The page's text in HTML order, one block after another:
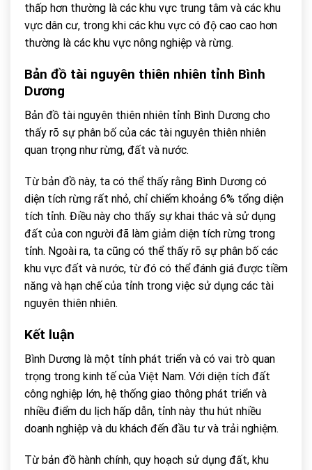
thấp hơn thường là các khu vực trung tâm và các khu
vực dân cư, trong khi các khu vực có độ cao cao hơn
thường là các khu vực nông nghiệp và rừng.
Bản đồ tài nguyên thiên nhiên tỉnh Bình
Dương
Bản đồ tài nguyên thiên nhiên tỉnh Bình Dương cho
thấy rõ sự phân bố của các tài nguyên thiên nhiên
quan trọng như rừng, đất và nước.
Từ bản đồ này, ta có thể thấy rằng Bình Dương có
diện tích rừng rất nhỏ, chỉ chiếm khoảng 6% tổng diện
tích tỉnh. Điều này cho thấy sự khai thác và sử dụng
đất của con người đã làm giảm diện tích rừng trong
tỉnh. Ngoài ra, ta cũng có thể thấy rõ sự phân bố các
khu vực đất và nước, từ đó có thể đánh giá được tiềm
năng và hạn chế của tỉnh trong việc sử dụng các tài
nguyên thiên nhiên.
Kết luận
Bình Dương là một tỉnh phát triển và có vai trò quan
trọng trong kinh tế của Việt Nam. Với diện tích đất
công nghiệp lớn, hệ thống giao thông phát triển và
nhiều điểm du lịch hấp dẫn, tỉnh này thu hút nhiều
doanh nghiệp và du khách đến đầu tư và trải nghiệm.
Từ bản đồ hành chính, quy hoạch sử dụng đất, khu